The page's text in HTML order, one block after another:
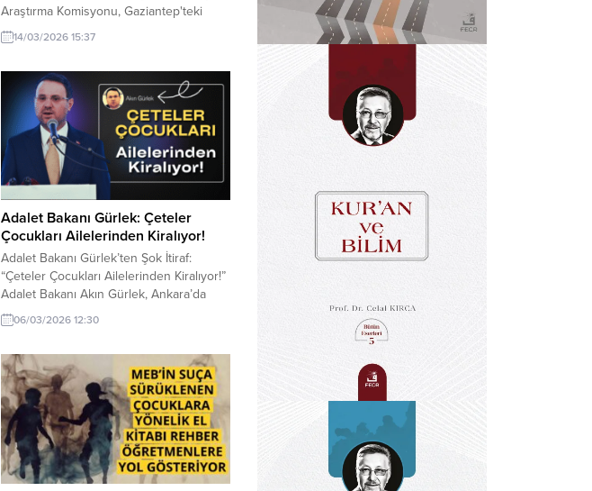
Araştırma Komisyonu, Gaziantep'teki
saha çalışmalarını tamamladı. Bu
çalışmalar, çocukların suça sürüklenme
geliştirmek amacı taşıyor.
14/03/2026 15:37
Adalet Bakanı Gürlek: Çeteler
Çocukları Ailelerinden Kiralıyor!
Adalet Bakanı Gürlek’ten Şok İtiraf:
“Çeteler Çocukları Ailelerinden Kiralıyor!”
Adalet Bakanı Akın Gürlek, Ankara’da
medya temsilcileriyle düzenlenen iftar
programında çarpıcı açıklamalarda
çocukları suç işlemek için kullandığını
vurgulayan Gürlek, “Çocukları
kullanıyorlar, 12-15 yaşındaki çocukları
kullanıyorlar. Hatta bakın şunu net
söyleyeyim, çocukları ailelerinden
kiralıyorlar” dedi. “Ailelerden Çocuk...
06/03/2026 12:30